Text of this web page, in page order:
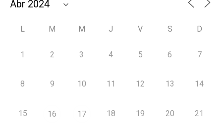
L M M J V S D
1 2 3 4 5 6 7
8 9 10 11 12 13 14
15 16 17 18 19 20 21